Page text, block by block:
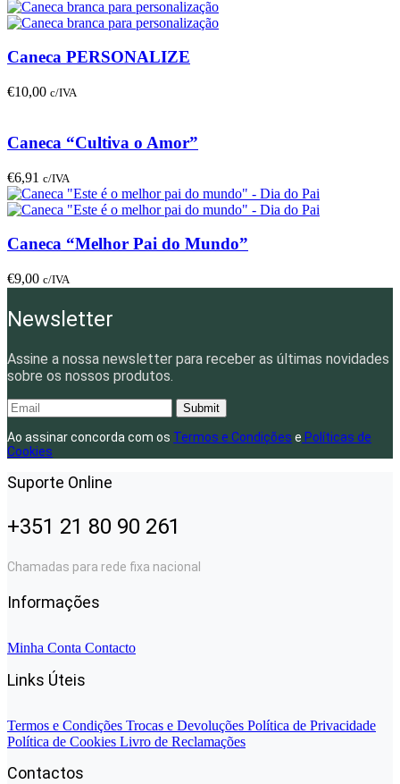
Caneca PERSONALIZE
€10,00 c/IVA
Caneca “Cultiva o Amor”
€6,91 c/IVA
Caneca “Melhor Pai do Mundo”
€9,00 c/IVA
Newsletter
Assine a nossa newsletter para receber as últimas novidades
sobre os nossos produtos.
Submit
Ao assinar concorda com os Termos e Condições e Políticas de
Cookies
Suporte Online
+351 21 80 90 261
Chamadas para rede fixa nacional
Informações
Minha Conta Contacto
Links Úteis
Termos e Condições Trocas e Devoluções Política de Privacidade
Política de Cookies Livro de Reclamações
Contactos